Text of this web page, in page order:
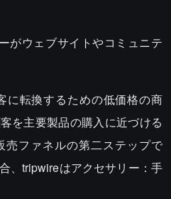
がウェブサイトやコミュニテ
に転換するための低価格の商
を主要製品の購入に近づける
売ファネルの第二ステップで
、tripwireはアクセサリー：手